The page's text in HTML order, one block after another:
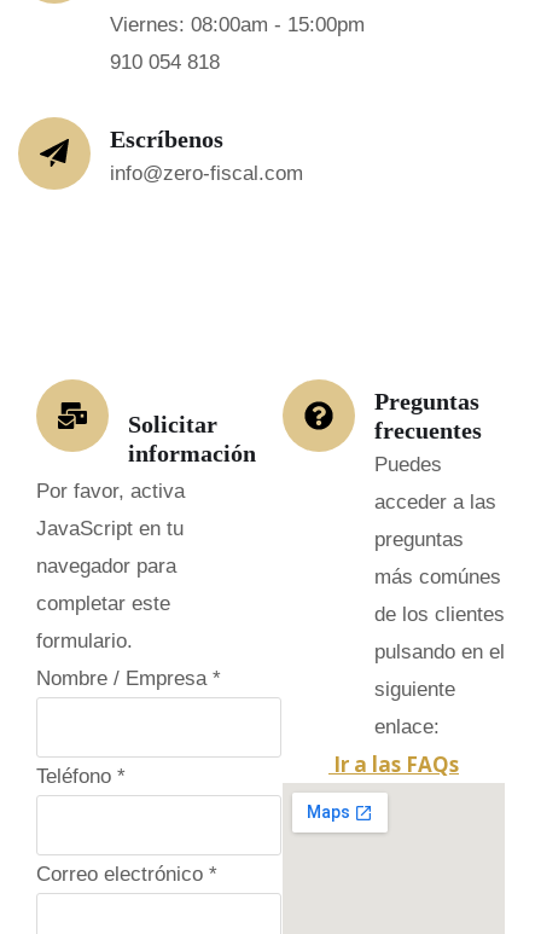
Viernes: 08:00am - 15:00pm
910 054 818
Escríbenos
info@zero-fiscal.com
Solicitar
información
Por favor, activa
JavaScript en tu
navegador para
completar este
formulario.
Nombre / Empresa *
Teléfono *
Correo electrónico *
Preguntas
frecuentes
Puedes
acceder a las
preguntas
más comúnes
de los clientes
pulsando en el
siguiente
enlace:
Ir a las FAQs